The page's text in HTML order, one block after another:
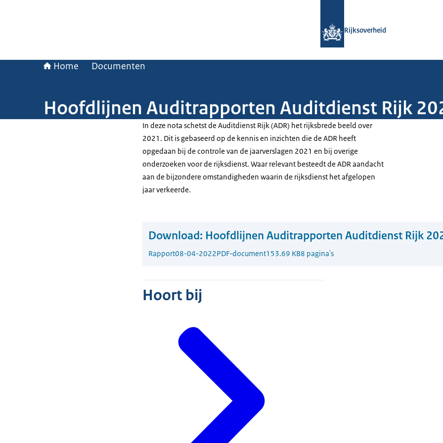
Rijksoverheid
Home Documenten
Hoofdlijnen Auditrapporten Auditdienst Rijk
In deze nota schetst de Auditdienst Rijk (ADR) het rijksbrede beeld over
2021. Dit is gebaseerd op de kennis en inzichten die de ADR heeft
opgedaan bij de controle van de jaarverslagen 2021 en bij overige
onderzoeken voor de rijksdienst. Waar relevant besteedt de ADR aandacht
aan de bijzondere omstandigheden waarin de rijksdienst het afgelopen
jaar verkeerde.
Download: Hoofdlijnen Auditrapporten Auditdienst Rijk
Rapport08-04-2022PDF-document153.69 KB8 pagina's
Hoort bij